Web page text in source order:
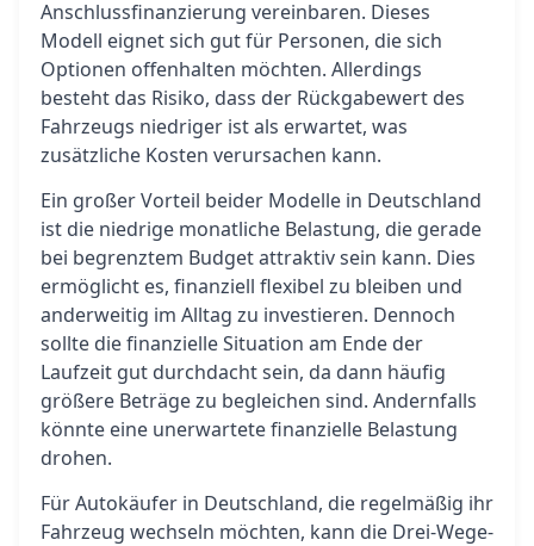
Anschlussfinanzierung vereinbaren. Dieses
Modell eignet sich gut für Personen, die sich
Optionen offenhalten möchten. Allerdings
besteht das Risiko, dass der Rückgabewert des
Fahrzeugs niedriger ist als erwartet, was
zusätzliche Kosten verursachen kann.
Ein großer Vorteil beider Modelle in Deutschland
ist die niedrige monatliche Belastung, die gerade
bei begrenztem Budget attraktiv sein kann. Dies
ermöglicht es, finanziell flexibel zu bleiben und
anderweitig im Alltag zu investieren. Dennoch
sollte die finanzielle Situation am Ende der
Laufzeit gut durchdacht sein, da dann häufig
größere Beträge zu begleichen sind. Andernfalls
könnte eine unerwartete finanzielle Belastung
drohen.
Für Autokäufer in Deutschland, die regelmäßig ihr
Fahrzeug wechseln möchten, kann die Drei-Wege-